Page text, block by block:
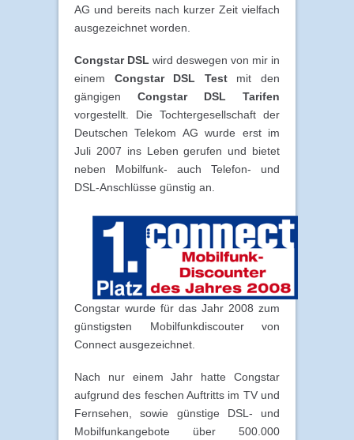
AG und bereits nach kurzer Zeit vielfach
ausgezeichnet worden.
Congstar DSL wird deswegen von mir in
einem Congstar DSL Testmit den
gängigen Congstar DSL Tarifen
vorgestellt. Die Tochtergesellschaft der
Deutschen Telekom AG wurde erst im
Juli 2007 ins Leben gerufen und bietet
neben Mobilfunk- auch Telefon- und
DSL-Anschlüsse günstig an.
Congstar wurde für das Jahr 2008 zum
günstigsten Mobilfunkdiscouter von
Connect ausgezeichnet.
Nach nur einem Jahr hatte Congstar
aufgrund des feschen Auftritts im TV und
Fernsehen, sowie günstige DSL- und
Mobilfunkangebote über 500.000